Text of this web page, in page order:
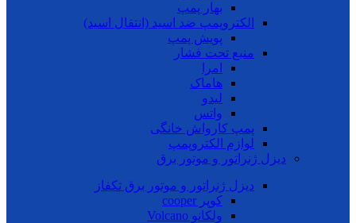
بهار پمپ
الکتروپمپ ضد اسید (انتقال اسید)
پویش پمپ
منبع تحت فشار
امرا
هاماک
لیدو
واتس
پمپ کارواش خانگی
لوازم الکتروپمپ
دیزل ژنراتور و موتور برق
دیزل ژنراتور و موتور برق تکفاز
کوپر cooper
ولکانو Volcano